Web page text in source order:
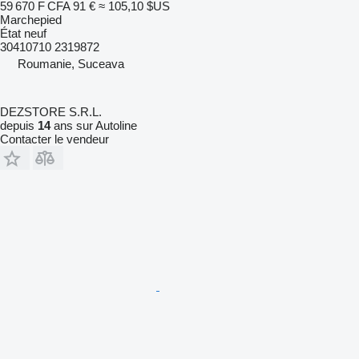
59 670 F CFA 91 € ≈ 105,10 $US
Marchepied
État neuf
30410710 2319872
Roumanie, Suceava
DEZSTORE S.R.L.
depuis 14ans sur Autoline
Contacter le vendeur